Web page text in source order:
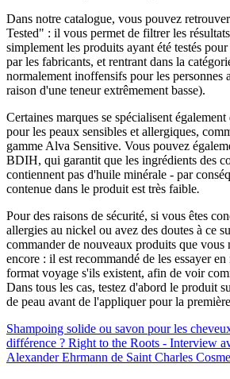
Dans notre catalogue, vous pouvez
Tested" : il vous permet de filtrer les
simplement les produits ayant été testés
par les fabricants, et rentrant dans la
normalement inoffensifs pour les personnes
raison d'une teneur extrêmement basse).
Certaines marques se spécialisent
pour les peaux sensibles et allergiques,
gamme Alva Sensitive. Vous pouvez
BDIH, qui garantit que les ingrédients des
contiennent pas d'huile minérale - par
contenue dans le produit est très faible.
Pour des raisons de sécurité, si vous êtes
allergies au nickel ou avez des doutes à ce
commander de nouveaux produits que vous
encore : il est recommandé de les essayer
format voyage s'ils existent, afin de voir
Dans tous les cas, testez d'abord le produit
de peau avant de l'appliquer pour la
Shampoing solide ou savon pour les
différence ? Right to the Roots - Interview
Alexander Ehrmann de Saint Charles